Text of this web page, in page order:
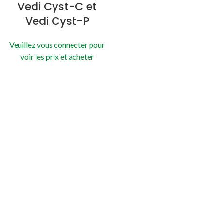
Vedi Cyst-C et
Vedi Cyst-P
Veuillez vous connecter pour
voir les prix et acheter